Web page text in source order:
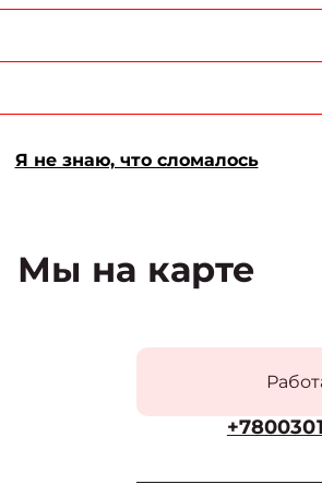
Я не знаю, что сломалось
Мы на карте